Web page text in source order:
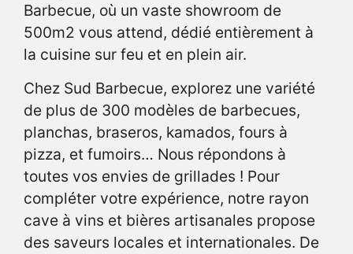
Barbecue, où un vaste showroom de
500m2 vous attend, dédié entièrement à
la cuisine sur feu et en plein air.
Chez Sud Barbecue, explorez une variété
de plus de 300 modèles de barbecues,
planchas, braseros, kamados, fours à
pizza, et fumoirs… Nous répondons à
toutes vos envies de grillades ! Pour
compléter votre expérience, notre rayon
cave à vins et bières artisanales propose
des saveurs locales et internationales. De